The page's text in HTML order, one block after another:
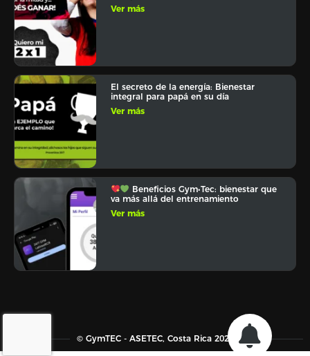
Ver más
El secreto de la energía: Bienestar
integral para papá en su día
Ver más
Beneficios Gym•Tec: bienestar que
va más allá del entrenamiento
Ver más
© GymTEC - ASETEC, Costa Rica 2026